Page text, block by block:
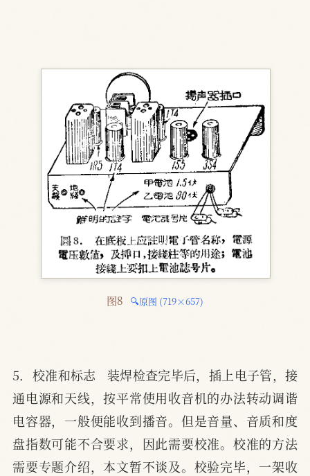
图8 🔍原图 (719×657)
5．校准和标志   装焊检查完毕后，插上电子管，接
通电源和天线，按平常使用收音机的办法转动调谐
电容器，一般便能收到播音。但是音量、音质和度
盘指数可能不合要求，因此需要校准。校准的方法
需要专题介绍，本文暂不谈及。校验完毕，一架收